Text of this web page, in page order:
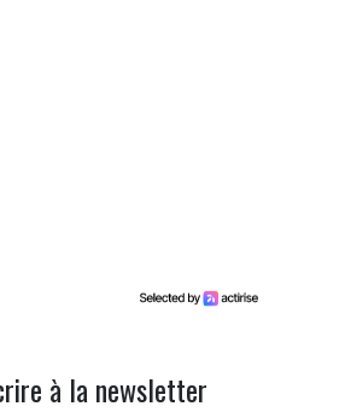
à la newsletter